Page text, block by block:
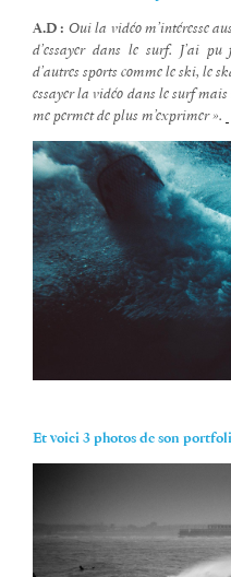
A.D : Oui la vidéo m’intéresse
d’essayer dans le surf. J’ai
d’autres sports comme le ski, le
essayer la vidéo dans le surf
me permet de plus m’exprimer ».
Et voici 3 photos de son